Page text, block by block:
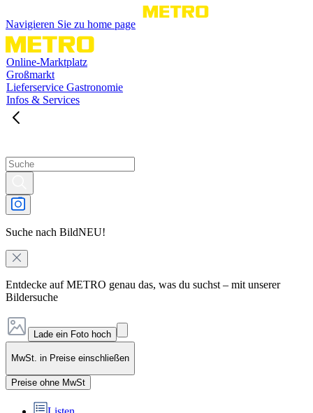
Navigieren Sie zu home page
Online-Marktplatz
Großmarkt
Lieferservice Gastronomie
Infos & Services
Suche nach BildNEU!
Entdecke auf METRO genau das, was du suchst – mit unserer
Bildersuche
Lade ein Foto hoch
MwSt. in Preise einschließen
Preise ohne MwSt